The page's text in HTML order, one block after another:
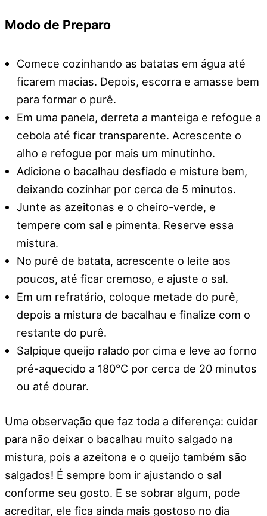
Modo de Preparo
Comece cozinhando as batatas em água até
ficarem macias. Depois, escorra e amasse bem
para formar o purê.
Em uma panela, derreta a manteiga e refogue a
cebola até ficar transparente. Acrescente o
alho e refogue por mais um minutinho.
Adicione o bacalhau desfiado e misture bem,
deixando cozinhar por cerca de 5 minutos.
Junte as azeitonas e o cheiro-verde, e
tempere com sal e pimenta. Reserve essa
mistura.
No purê de batata, acrescente o leite aos
poucos, até ficar cremoso, e ajuste o sal.
Em um refratário, coloque metade do purê,
depois a mistura de bacalhau e finalize com o
restante do purê.
Salpique queijo ralado por cima e leve ao forno
pré-aquecido a 180°C por cerca de 20 minutos
ou até dourar.
Uma observação que faz toda a diferença: cuidar
para não deixar o bacalhau muito salgado na
mistura, pois a azeitona e o queijo também são
salgados! É sempre bom ir ajustando o sal
conforme seu gosto. E se sobrar algum, pode
acreditar, ele fica ainda mais gostoso no dia